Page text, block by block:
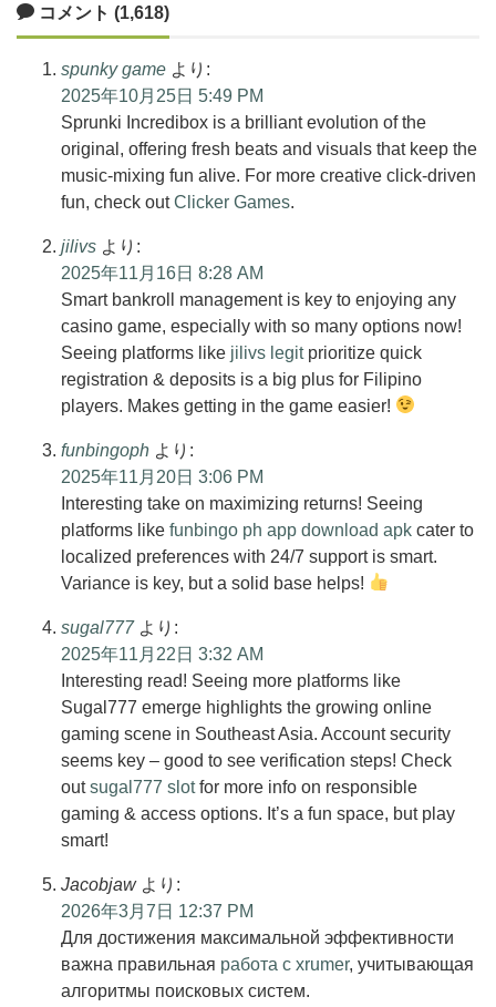
コメント (1,618)
spunky game より:
2025年10月25日 5:49 PM
Sprunki Incredibox is a brilliant evolution of the
original, offering fresh beats and visuals that keep the
music-mixing fun alive. For more creative click-driven
fun, check outClicker Games.
jilivs より:
2025年11月16日 8:28 AM
Smart bankroll management is key to enjoying any
casino game, especially with so many options now!
Seeing platforms like jilivs legitprioritize quick
registration & deposits is a big plus for Filipino
players. Makes getting in the game easier!
funbingoph より:
2025年11月20日 3:06 PM
Interesting take on maximizing returns! Seeing
platforms like funbingo ph app download apk cater to
localized preferences with 24/7 support is smart.
Variance is key, but a solid base helps!
sugal777 より:
2025年11月22日 3:32 AM
Interesting read! Seeing more platforms like
Sugal777 emerge highlights the growing online
gaming scene in Southeast Asia. Account security
seems key – good to see verification steps! Check
outsugal777 slotfor more info on responsible
gaming & access options. It’s a fun space, but play
smart!
Jacobjaw より:
2026年3月7日 12:37 PM
Для достижения максимальной эффективности
важна правильная работа с xrumer, учитывающая
алгоритмы поисковых систем.